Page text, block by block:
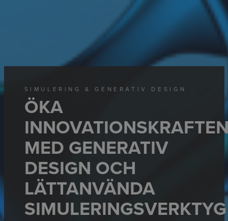
SIMULERING & GENERATIV DESIGN
ÖKA
MED GENERATIV
DESIGN OCH
LÄTTANVÄNDA
SIMULERINGSVERKTYG